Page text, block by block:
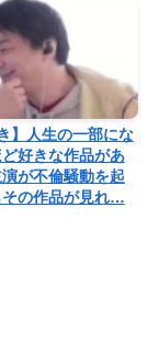
】人生の一部にな
好きな作品があ
が不倫騒動を起
その作品が見れ…